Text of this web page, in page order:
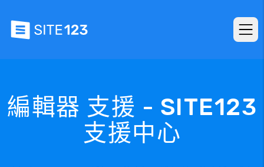
編輯器 支援 - SITE123
支援中心